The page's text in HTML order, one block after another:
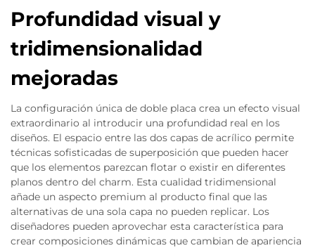
Profundidad visual y
tridimensionalidad
mejoradas
La configuración única de doble placa crea un efecto visual
extraordinario al introducir una profundidad real en los
diseños. El espacio entre las dos capas de acrílico permite
técnicas sofisticadas de superposición que pueden hacer
que los elementos parezcan flotar o existir en diferentes
planos dentro del charm. Esta cualidad tridimensional
añade un aspecto premium al producto final que las
alternativas de una sola capa no pueden replicar. Los
diseñadores pueden aprovechar esta característica para
crear composiciones dinámicas que cambian de apariencia